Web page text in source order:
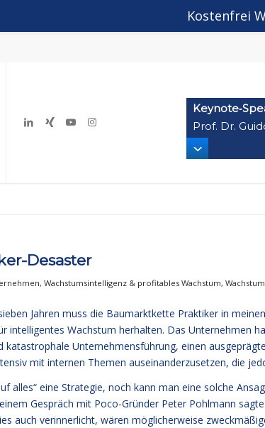
Prof. Dr.
Desaster
, Wachstumsintelligenz & profitables Wachstum,
Jahren muss die Baumarktkette Praktiker in
intelligentes Wachstum herhalten. Das Unternehmen
katastrophale Unternehmensführung, einen
mit internen Themen auseinanderzusetzen, die
alles“ eine Strategie, noch kann man eine solche
Gespräch mit Poco-Gründer Peter Pohlmann
auch verinnerlicht, wären möglicherweise
Kostenfrei